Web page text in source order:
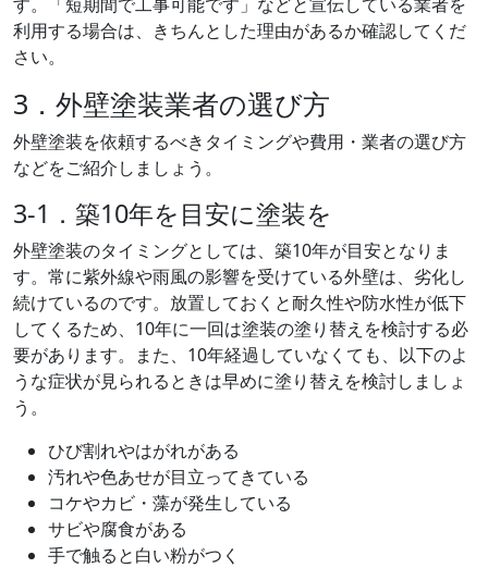
利用する場合は、きちんとした理由があるか確認してくだ
さい。
3．外壁塗装業者の選び方
外壁塗装を依頼するべきタイミングや費用・業者の選び方
などをご紹介しましょう。
3-1．築10年を目安に塗装を
外壁塗装のタイミングとしては、築10年が目安となりま
す。常に紫外線や雨風の影響を受けている外壁は、劣化し
続けているのです。放置しておくと耐久性や防水性が低下
してくるため、10年に一回は塗装の塗り替えを検討する必
要があります。また、10年経過していなくても、以下のよ
うな症状が見られるときは早めに塗り替えを検討しましょ
う。
ひび割れやはがれがある
汚れや色あせが目立ってきている
コケやカビ・藻が発生している
サビや腐食がある
手で触ると白い粉がつく